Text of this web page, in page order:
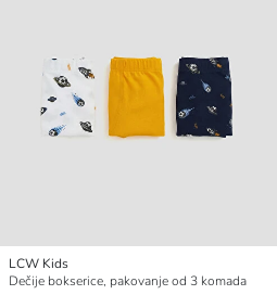
LCW Kids
Dečije bokserice, pakovanje od 3 komada